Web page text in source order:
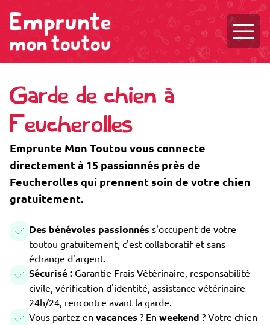
Garde de chien à
Feucherolles
Emprunte Mon Toutou vous connecte
directement à 15 passionnés près de
Feucherolles qui prennent soin de votre chien
gratuitement.
Des bénévoles passionnés s'occupent de votre
toutou gratuitement, c'est collaboratif et sans
échange d'argent.
Sécurisé : Garantie Frais Vétérinaire, responsabilité
civile, vérification d'identité, assistance vétérinaire
24h/24, rencontre avant la garde.
Vous partez en vacances ? En weekend ? Votre chien